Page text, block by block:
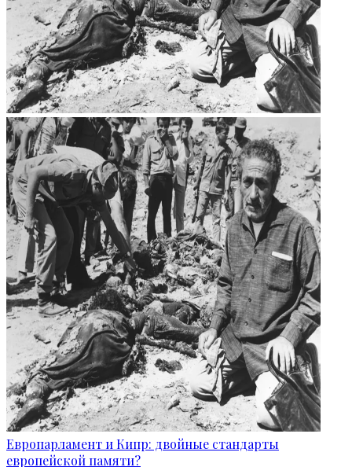
Европарламент и Кипр: двойные стандарты
европейской памяти?